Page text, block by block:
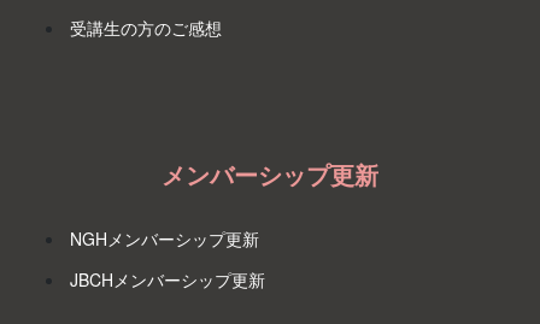
受講生の方のご感想
メンバーシップ更新
NGHメンバーシップ更新
JBCHメンバーシップ更新